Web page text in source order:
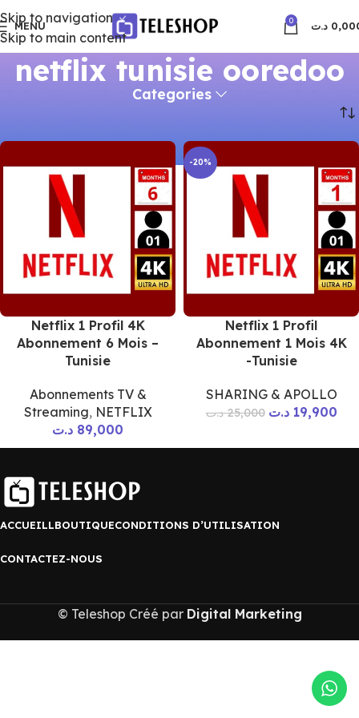
Skip to navigation
Skip to main content
MENU 0 د.ت
netflix tunisie ooredoo
Categories
Netflix 1 Profil 4K
Abonnement 6 Mois –
Tunisie
Abonnements TV &
Streaming, NETFLIX
89,000 د.ت
-20%
Netflix 1 Profil
Abonnement 1 Mois 4K
-Tunisie
SHARING & APOLLO
25,000 د.ت 19,900 د.ت
ACCUEILLBOUTIQUECONDITIONS D’UTILISATION
CONTACTEZ-NOUS
© Teleshop Créé par Digital Marketing